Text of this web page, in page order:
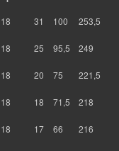
18 31 100 253,5
18 25 95,5 249
18 20 75 221,5
18 18 71,5 218
18 17 66 216